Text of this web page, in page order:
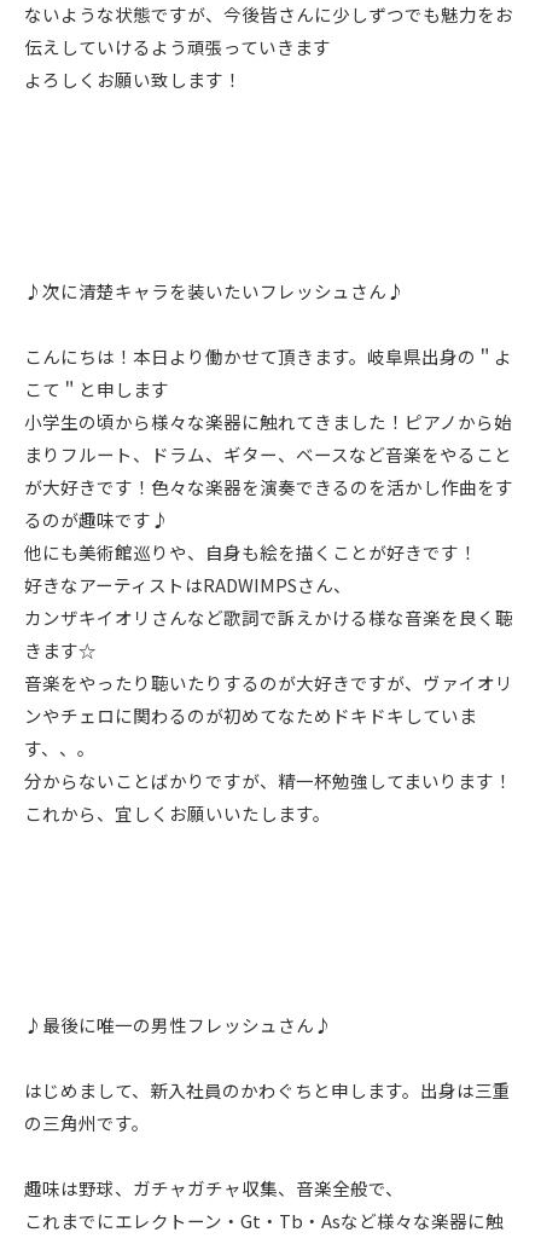
ないような状態ですが、今後皆さんに少しずつでも魅力をお
伝えしていけるよう頑張っていきます
よろしくお願い致します！
♪次に清楚キャラを装いたいフレッシュさん♪
こんにちは！本日より働かせて頂きます。岐阜県出身の＂よ
こて＂と申します
小学生の頃から様々な楽器に触れてきました！ピアノから始
まりフルート、ドラム、ギター、ベースなど音楽をやること
が大好きです！色々な楽器を演奏できるのを活かし作曲をす
るのが趣味です♪
他にも美術館巡りや、自身も絵を描くことが好きです！
好きなアーティストはRADWIMPSさん、
カンザキイオリさんなど歌詞で訴えかける様な音楽を良く聴
きます☆
音楽をやったり聴いたりするのが大好きですが、ヴァイオリ
ンやチェロに関わるのが初めてなためドキドキしていま
す、、。
分からないことばかりですが、精一杯勉強してまいります！
これから、宜しくお願いいたします。
♪最後に唯一の男性フレッシュさん♪
はじめまして、新入社員のかわぐちと申します。出身は三重
の三角州です。
趣味は野球、ガチャガチャ収集、音楽全般で、
これまでにエレクトーン・Gt・Tb・Asなど様々な楽器に触